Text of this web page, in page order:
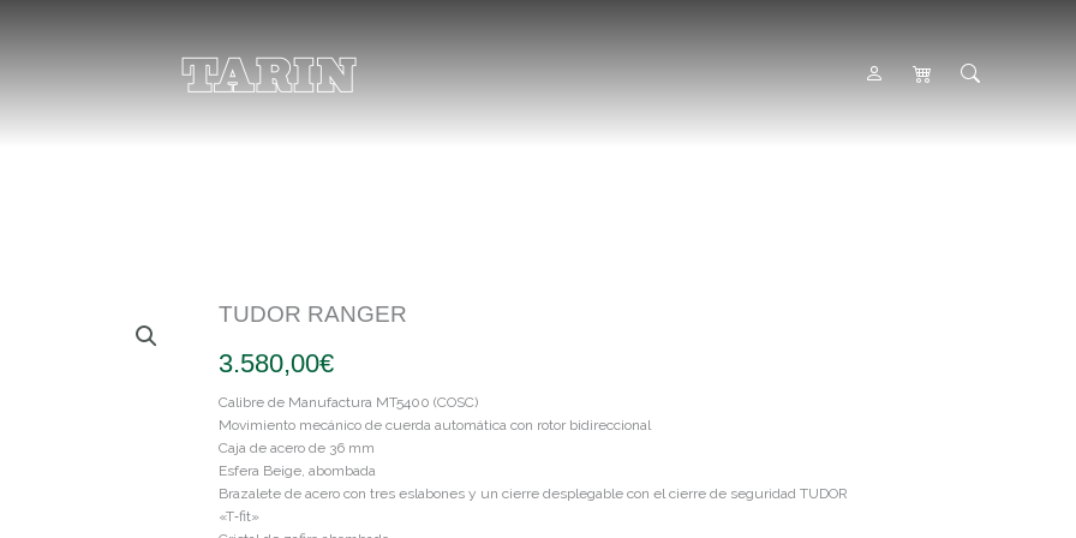
TUDOR RANGER
3.580,00€
Calibre de Manufactura MT5400 (COSC)
Movimiento mecánico de cuerda automática con rotor bidireccional
Caja de acero de 36 mm
Esfera Beige, abombada
Brazalete de acero con tres eslabones y un cierre desplegable con el cierre de seguridad TUDOR
«T‑fit»